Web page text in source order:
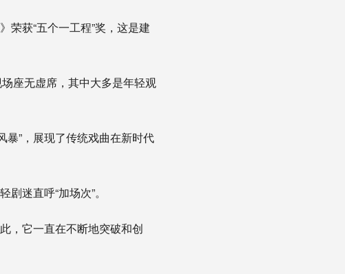
获“五个一工程”奖，这是建
座无虚席，其中大多是年轻观
”，展现了传统戏曲在新时代
迷直呼“加场次”。
，它一直在不断地突破和创